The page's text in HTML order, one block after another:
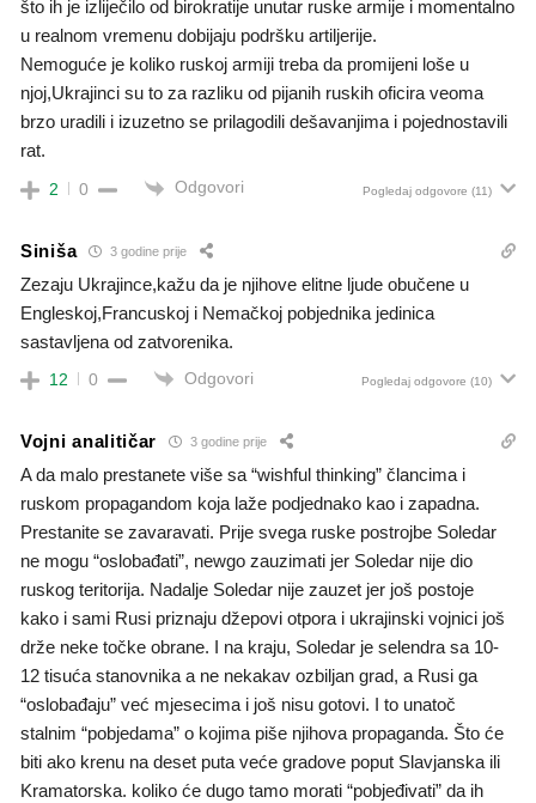
što ih je izliječilo od birokratije unutar ruske armije i momentalno
u realnom vremenu dobijaju podršku artiljerije.
Nemoguće je koliko ruskoj armiji treba da promijeni loše u
njoj,Ukrajinci su to za razliku od pijanih ruskih oficira veoma
brzo uradili i izuzetno se prilagodili dešavanjima i pojednostavili
rat.
2 0 Odgovori Pogledaj odgovore (11)
Siniša 3 godine prije
Zezaju Ukrajince,kažu da je njihove elitne ljude obučene u
Engleskoj,Francuskoj i Nemačkoj pobjednika jedinica
sastavljena od zatvorenika.
12 0 Odgovori Pogledaj odgovore (10)
Vojni analitičar 3 godine prije
A da malo prestanete više sa “wishful thinking” člancima i
ruskom propagandom koja laže podjednako kao i zapadna.
Prestanite se zavaravati. Prije svega ruske postrojbe Soledar
ne mogu “oslobađati”, newgo zauzimati jer Soledar nije dio
ruskog teritorija. Nadalje Soledar nije zauzet jer još postoje
kako i sami Rusi priznaju džepovi otpora i ukrajinski vojnici još
drže neke točke obrane. I na kraju, Soledar je selendra sa 10-
12 tisuća stanovnika a ne nekakav ozbiljan grad, a Rusi ga
“oslobađaju” već mjesecima i još nisu gotovi. I to unatoč
stalnim “pobjedama” o kojima piše njihova propaganda. Što će
biti ako krenu na deset puta veće gradove poput Slavjanska ili
Kramatorska. koliko će dugo tamo morati “pobjeđivati” da ih